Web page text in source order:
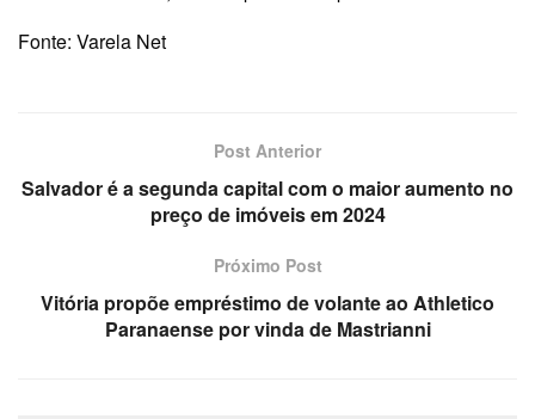
Fonte: Varela Net
Post Anterior
Salvador é a segunda capital com o maior aumento no
preço de imóveis em 2024
Próximo Post
Vitória propõe empréstimo de volante ao Athletico
Paranaense por vinda de Mastrianni